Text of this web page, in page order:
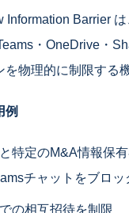
Information Barrier
・OneDrive・
を物理的に制限する
例
特定のM&A情報保
チャットをブロッ
の相互招待を制限